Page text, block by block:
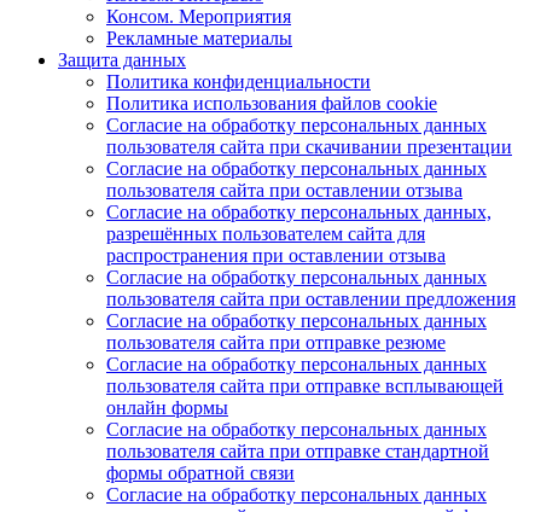
Консом. Мероприятия
Рекламные материалы
Защита данных
Политика конфиденциальности
Политика использования файлов cookie
Согласие на обработку персональных данных
пользователя сайта при скачивании презентации
Согласие на обработку персональных данных
пользователя сайта при оставлении отзыва
Согласие на обработку персональных данных,
разрешённых пользователем сайта для
распространения при оставлении отзыва
Согласие на обработку персональных данных
пользователя сайта при оставлении предложения
Согласие на обработку персональных данных
пользователя сайта при отправке резюме
Согласие на обработку персональных данных
пользователя сайта при отправке всплывающей
онлайн формы
Согласие на обработку персональных данных
пользователя сайта при отправке стандартной
формы обратной связи
Согласие на обработку персональных данных